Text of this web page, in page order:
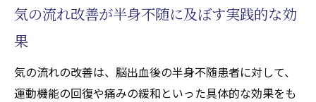
気の流れ改善が半身不随に及ぼす実践的な効
果
気の流れの改善は、脳出血後の半身不随患者に対して、
運動機能の回復や痛みの緩和といった具体的な効果をも